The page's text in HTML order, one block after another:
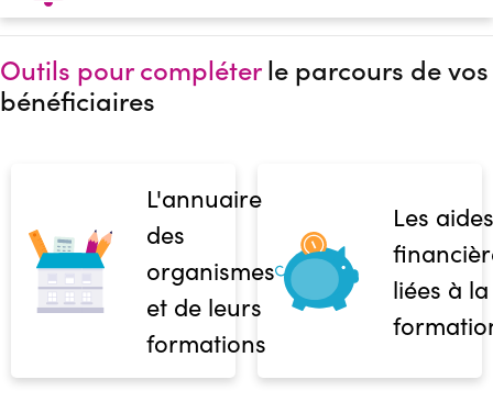
Outils pour compléterle parcours de vos
bénéficiaires
L'annuaire
des
organismes
et de leurs
formations
Les aides
liées à la